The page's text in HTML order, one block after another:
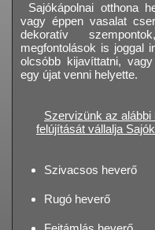
Sajókápolnai otthona
vagy éppen vasalat
dekoratív
megfontolások is joggal
olcsóbb kijavíttatni,
egy újat venni helyette.
Szervizünk az
felújítását vállalja
Szivacsos heverő
Rugó heverő